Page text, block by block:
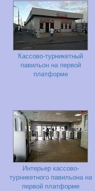
Кассово-турникетный
павильон на первой
платформе
Интерьер кассово-
турникетного павильона на
первой платформе